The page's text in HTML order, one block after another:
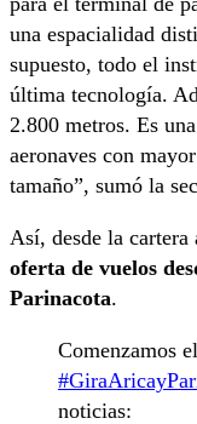
una espacialidad
supuesto, todo el
última tecnología.
2.800 metros. Es
aeronaves con
tamaño”, sumó la
Así, desde la cartera
oferta de vuelos
Parinacota.
Comenzamos
noticias: